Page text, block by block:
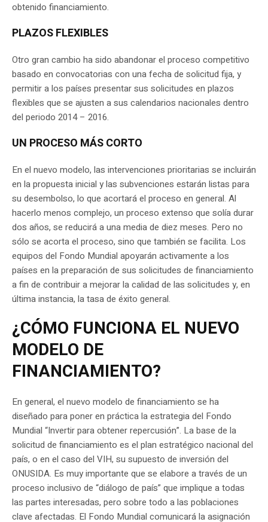
obtenido financiamiento.
PLAZOS FLEXIBLES
Otro gran cambio ha sido abandonar el proceso competitivo
basado en convocatorias con una fecha de solicitud fija, y
permitir a los países presentar sus solicitudes en plazos
flexibles que se ajusten a sus calendarios nacionales dentro
del periodo 2014 – 2016.
UN PROCESO MÁS CORTO
En el nuevo modelo, las intervenciones prioritarias se incluirán
en la propuesta inicial y las subvenciones estarán listas para
su desembolso, lo que acortará el proceso en general. Al
hacerlo menos complejo, un proceso extenso que solía durar
dos años, se reducirá a una media de diez meses. Pero no
sólo se acorta el proceso, sino que también se facilita. Los
equipos del Fondo Mundial apoyarán activamente a los
países en la preparación de sus solicitudes de financiamiento
a fin de contribuir a mejorar la calidad de las solicitudes y, en
última instancia, la tasa de éxito general.
¿CÓMO FUNCIONA EL NUEVO
MODELO DE
FINANCIAMIENTO?
En general, el nuevo modelo de financiamiento se ha
diseñado para poner en práctica la estrategia del Fondo
Mundial “Invertir para obtener repercusión”. La base de la
solicitud de financiamiento es el plan estratégico nacional del
país, o en el caso del VIH, su supuesto de inversión del
ONUSIDA. Es muy importante que se elabore a través de un
proceso inclusivo de “diálogo de país” que implique a todas
las partes interesadas, pero sobre todo a las poblaciones
clave afectadas. El Fondo Mundial comunicará la asignación